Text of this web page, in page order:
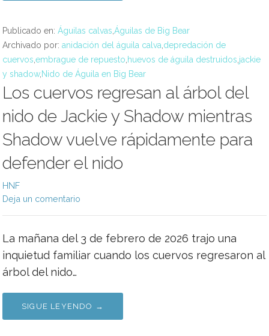
Publicado en: Águilas calvas Águilas de Big Bear
Archivado por: anidación del águila calva depredación de
cuervos embrague de repuesto huevos de águila destruidos jackie
y shadow, Nido de Águila en Big Bear
Los cuervos regresan al árbol del
nido de Jackie y Shadow mientras
Shadow vuelve rápidamente para
defender el nido
HNF
Deja un comentario
La mañana del 3 de febrero de 2026 trajo una
inquietud familiar cuando los cuervos regresaron al
árbol del nido…
SIGUE LEYENDO →